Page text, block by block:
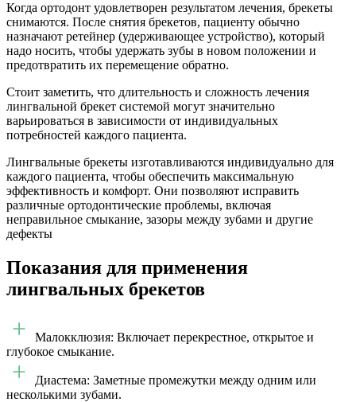
Когда ортодонт удовлетворен результатом лечения, брекеты
снимаются. После снятия брекетов, пациенту обычно
назначают ретейнер (удерживающее устройство), который
надо носить, чтобы удержать зубы в новом положении и
предотвратить их перемещение обратно.
Стоит заметить, что длительность и сложность лечения
лингвальной брекет системой могут значительно
варьироваться в зависимости от индивидуальных
потребностей каждого пациента.
Лингвальные брекеты изготавливаются индивидуально для
каждого пациента, чтобы обеспечить максимальную
эффективность и комфорт. Они позволяют исправить
различные ортодонтические проблемы, включая
неправильное смыкание, зазоры между зубами и другие
дефекты
Показания для применения
лингвальных брекетов
Малокклюзия: Включает перекрестное, открытое и
глубокое смыкание.
Диастема: Заметные промежутки между одним или
несколькими зубами.